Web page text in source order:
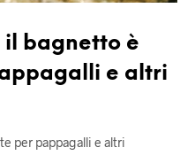
il bagnetto è
e altri
per pappagalli e altri